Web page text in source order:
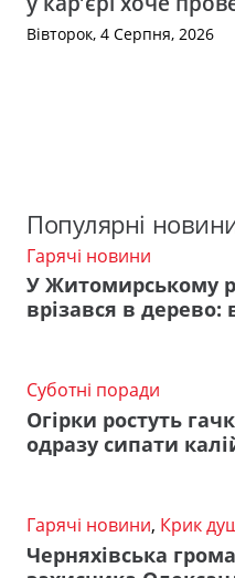
Вівторок, 4 Серпня, 2026
Популярні
Гарячі новини
У Житомирському
врізався в дерево:
Суботні поради
Огірки ростуть
одразу сипати
Гарячі новини, Крик
Черняхівська